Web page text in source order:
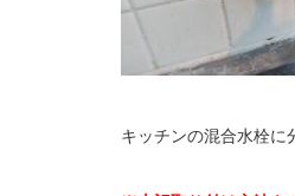
キッチンの混合水栓に